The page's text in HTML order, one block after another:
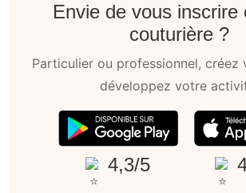
Envie de vous inscrire
couturière ?
Particulier ou professionnel,
développez votre
4,3/5